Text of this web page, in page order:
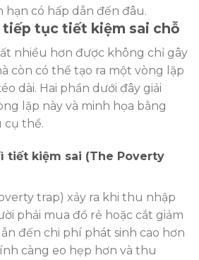
hạn có hấp dẫn đến đâu.
tiếp tục tiết kiệm sai chỗ
nhiều hơn được không chỉ gây
còn có thể tạo ra một vòng lặp
dài. Hai phần dưới đây giải
lặp này và minh họa bằng
cụ thể.
tiết kiệm sai (The Poverty
trap) xảy ra khi thu nhập
phải mua đồ rẻ hoặc cắt giảm
đến chi phí phát sinh cao hơn
càng eo hẹp hơn và thu